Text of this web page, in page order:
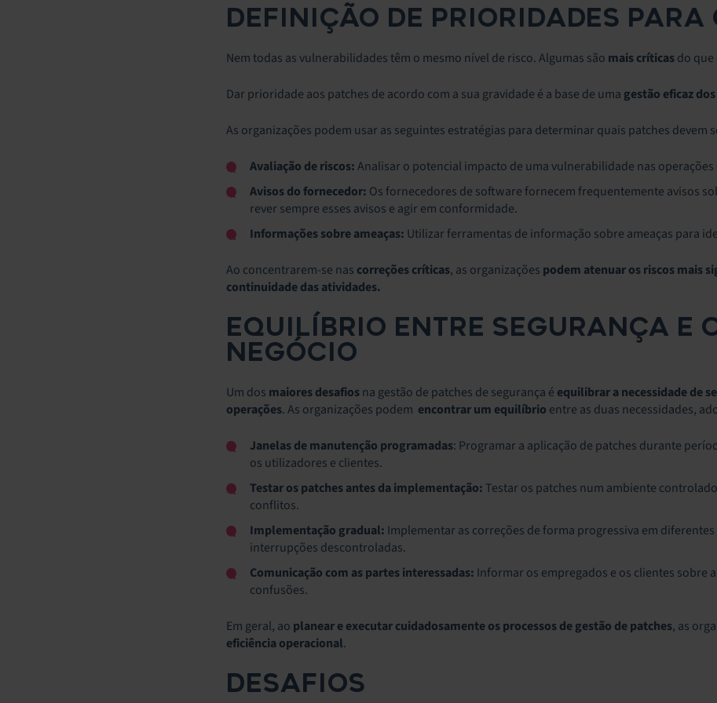
DEFINIÇÃO DE PRIORIDADES PARA
Nem todas as vulnerabilidades têm o mesmo nível de risco. Algumas são mais críticasdo
Dar prioridade aos patches de acordo com a sua gravidade é a base de uma gestão eficaz
As organizações podem usar as seguintes estratégias para determinar quais patches devem
Avaliação de riscos:Analisar o potencial impacto de uma vulnerabilidade nas
Avisos do fornecedor: Os fornecedores de software fornecem frequentemente avisos
rever sempre esses avisos e agir em conformidade.
Informações sobre ameaças: Utilizar ferramentas de informação sobre ameaças para
Ao concentrarem-se nas correções críticas, as organizações podem atenuar os riscos mais
continuidade das atividades.
EQUILÍBRIO ENTRE SEGURANÇA E
NEGÓCIO
Um dos maiores desafiosna gestão de patches de segurança é equilibrar a necessidade de
operações. As organizações podem encontrar um equilíbrio entre as duas necessidades,
Janelas de manutenção programadas: Programar a aplicação de patches durante
os utilizadores e clientes.
Testar os patches antes da implementação: Testar os patches num ambiente
conflitos.
Implementação gradual: Implementar as correções de forma progressiva em
interrupções descontroladas.
Comunicação com as partes interessadas: Informar os empregados e os clientes sobre
confusões.
Em geral, ao planear e executar cuidadosamente os processos de gestão de patches, as
eficiência operacional.
DESAFIOS